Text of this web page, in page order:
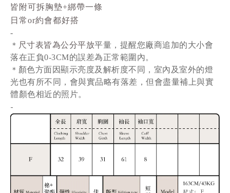
皆附可拆胸墊+綁帶一條
日常or約會都好搭
-
＊ 尺寸表皆為公分平放平量 ，提醒您廠商追加的大小會
落在正負0-3CM的誤差為正常範圍內。
＊ 顏色方面因顯示亮度及解析度不同，室內及室外的燈
光也有所不同，會與實品略有落差，但會盡量補上與實
體顏色相近的照片。
-